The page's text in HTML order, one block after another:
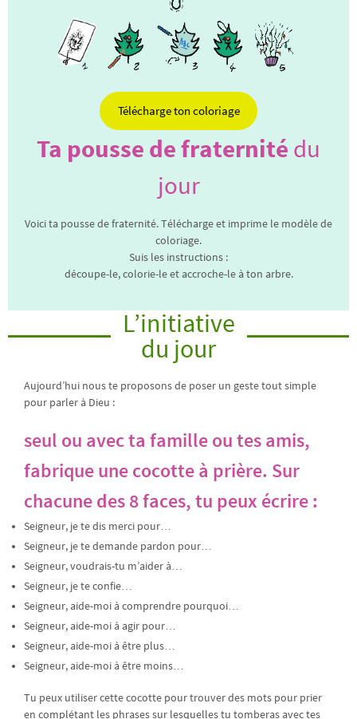
Télécharge ton coloriage
Ta pousse de fraternité du
jour
Voici ta pousse de fraternité. Télécharge et imprime le modèle de
coloriage.
Suis les instructions :
découpe-le, colorie-le et accroche-le à ton arbre.
L’initiative
du jour
Aujourd’hui nous te proposons de poser un geste tout simple
pour parler à Dieu :
seul ou avec ta famille ou tes amis,
fabrique une cocotte à prière. Sur
chacune des 8 faces, tu peux écrire :
Seigneur, je te dis merci pour…
Seigneur, je te demande pardon pour…
Seigneur, voudrais-tu m’aider à…
Seigneur, je te confie…
Seigneur, aide-moi à comprendre pourquoi…
Seigneur, aide-moi à agir pour…
Seigneur, aide-moi à être plus…
Seigneur, aide-moi à être moins…
Tu peux utiliser cette cocotte pour trouver des mots pour prier
en complétant les phrases sur lesquelles tu tomberas avec tes